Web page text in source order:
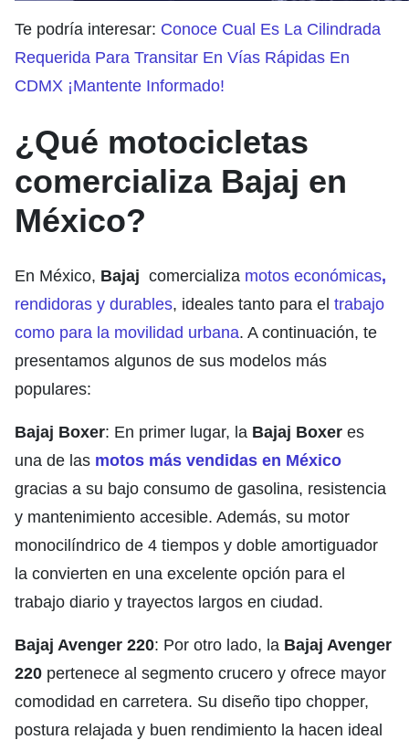
Te podría interesar: Conoce Cual Es La Cilindrada
Requerida Para Transitar En Vías Rápidas En
CDMX ¡Mantente Informado!
¿Qué motocicletas
comercializa Bajaj en
México?
En México, Bajaj comercializa motos económicas,
rendidoras y durables, ideales tanto para el trabajo
como para la movilidad urbana. A continuación, te
presentamos algunos de sus modelos más
populares:
Bajaj Boxer: En primer lugar, la Bajaj Boxer es
una de las motos más vendidas en México
gracias a su bajo consumo de gasolina, resistencia
y mantenimiento accesible. Además, su motor
monocilíndrico de 4 tiempos y doble amortiguador
la convierten en una excelente opción para el
trabajo diario y trayectos largos en ciudad.
Bajaj Avenger 220: Por otro lado, la Bajaj Avenger
220 pertenece al segmento crucero y ofrece mayor
comodidad en carretera. Su diseño tipo chopper,
postura relajada y buen rendimiento la hacen ideal